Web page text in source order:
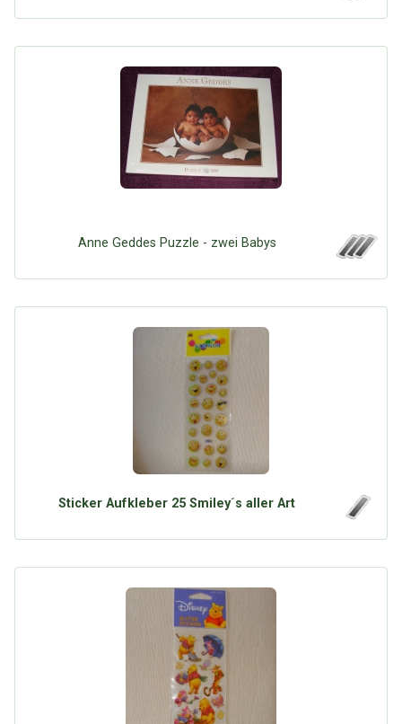
Anne Geddes Puzzle - zwei Babys
Sticker Aufkleber 25 Smiley´s aller Art